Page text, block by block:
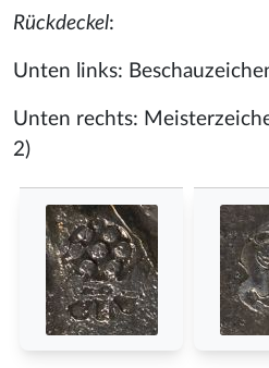
Rückdeckel:
Unten links:
Unten rechts:
2)